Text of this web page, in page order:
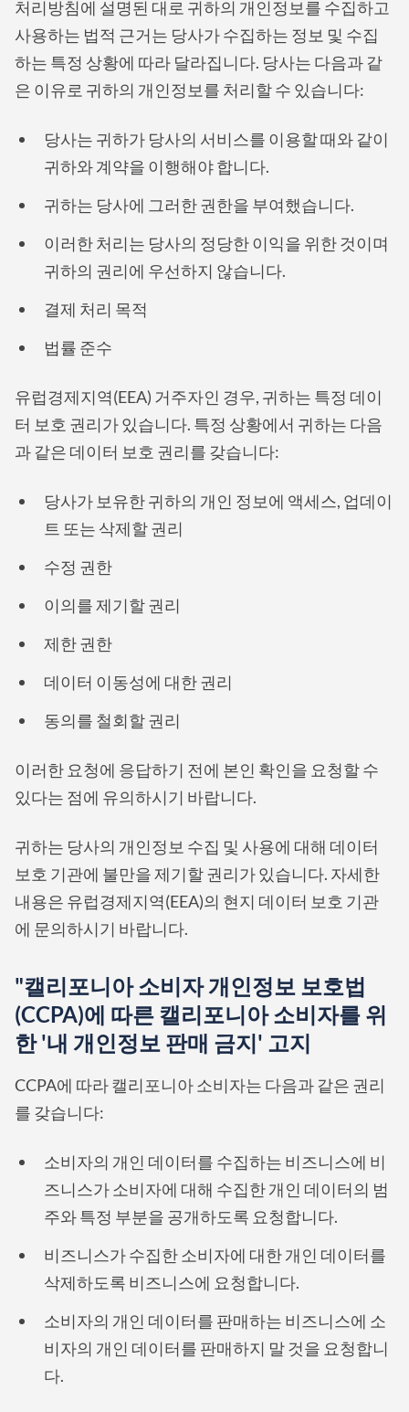
처리방침에 설명된 대로 귀하의 개인정보를 수집하고
사용하는 법적 근거는 당사가 수집하는 정보 및 수집
하는 특정 상황에 따라 달라집니다. 당사는 다음과 같
은 이유로 귀하의 개인정보를 처리할 수 있습니다:
당사는 귀하가 당사의 서비스를 이용할 때와 같이
귀하와 계약을 이행해야 합니다.
귀하는 당사에 그러한 권한을 부여했습니다.
이러한 처리는 당사의 정당한 이익을 위한 것이며
귀하의 권리에 우선하지 않습니다.
결제 처리 목적
법률 준수
유럽경제지역(EEA) 거주자인 경우, 귀하는 특정 데이
터 보호 권리가 있습니다. 특정 상황에서 귀하는 다음
과 같은 데이터 보호 권리를 갖습니다:
당사가 보유한 귀하의 개인 정보에 액세스, 업데이
트 또는 삭제할 권리
수정 권한
이의를 제기할 권리
제한 권한
데이터 이동성에 대한 권리
동의를 철회할 권리
이러한 요청에 응답하기 전에 본인 확인을 요청할 수
있다는 점에 유의하시기 바랍니다.
귀하는 당사의 개인정보 수집 및 사용에 대해 데이터
보호 기관에 불만을 제기할 권리가 있습니다. 자세한
내용은 유럽경제지역(EEA)의 현지 데이터 보호 기관
에 문의하시기 바랍니다.
"캘리포니아 소비자 개인정보 보호법
(CCPA)에 따른 캘리포니아 소비자를 위
한 '내 개인정보 판매 금지' 고지
CCPA에 따라 캘리포니아 소비자는 다음과 같은 권리
를 갖습니다:
소비자의 개인 데이터를 수집하는 비즈니스에 비
즈니스가 소비자에 대해 수집한 개인 데이터의 범
주와 특정 부분을 공개하도록 요청합니다.
비즈니스가 수집한 소비자에 대한 개인 데이터를
삭제하도록 비즈니스에 요청합니다.
소비자의 개인 데이터를 판매하는 비즈니스에 소
비자의 개인 데이터를 판매하지 말 것을 요청합니
다.